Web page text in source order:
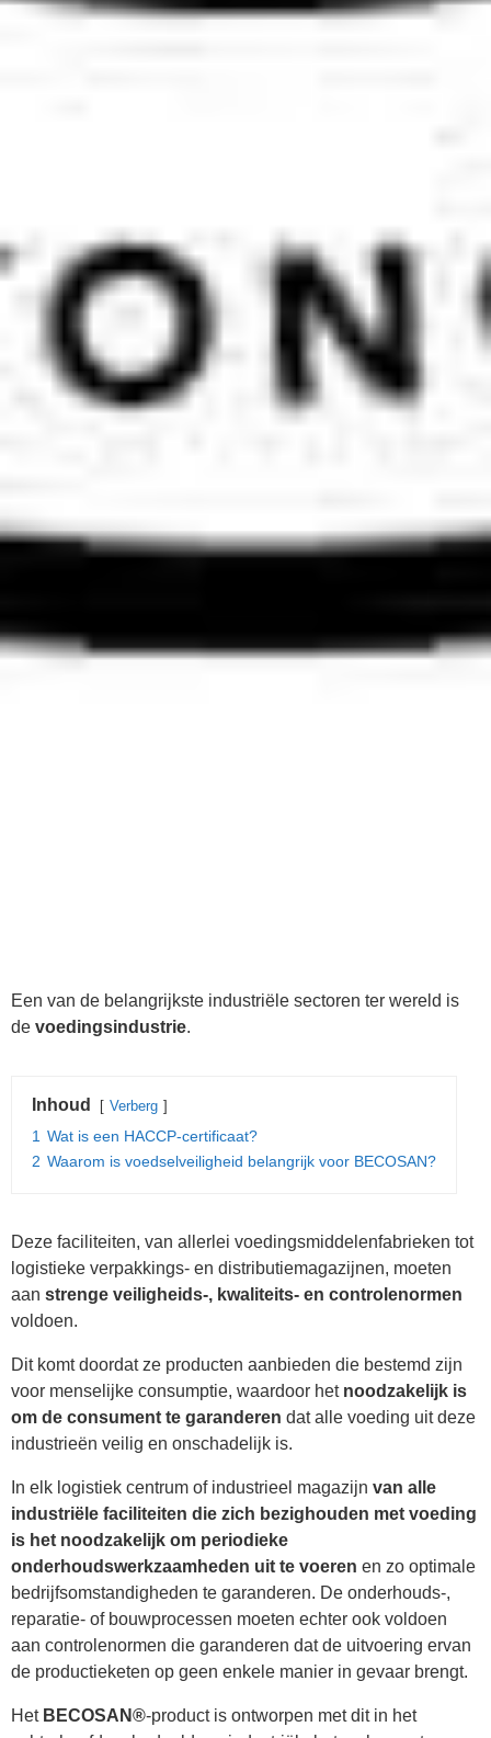
Een van de belangrijkste industriële sectoren ter wereld is
de voedingsindustrie.
Inhoud Verberg
1 Wat is een HACCP-certificaat?
2 Waarom is voedselveiligheid belangrijk voor BECOSAN?
Deze faciliteiten, van allerlei voedingsmiddelenfabrieken tot
logistieke verpakkings- en distributiemagazijnen, moeten
aan strenge veiligheids-, kwaliteits- en controlenormen
voldoen.
Dit komt doordat ze producten aanbieden die bestemd zijn
voor menselijke consumptie, waardoor het noodzakelijk is
om de consument te garanderen dat alle voeding uit deze
industrieën veilig en onschadelijk is.
In elk logistiek centrum of industrieel magazijn van alle
industriële faciliteiten die zich bezighouden met voeding
is het noodzakelijk om periodieke
onderhoudswerkzaamheden uit te voeren en zo optimale
bedrijfsomstandigheden te garanderen. De onderhouds-,
reparatie- of bouwprocessen moeten echter ook voldoen
aan controlenormen die garanderen dat de uitvoering ervan
de productieketen op geen enkele manier in gevaar brengt.
Het BECOSAN®-product is ontworpen met dit in het